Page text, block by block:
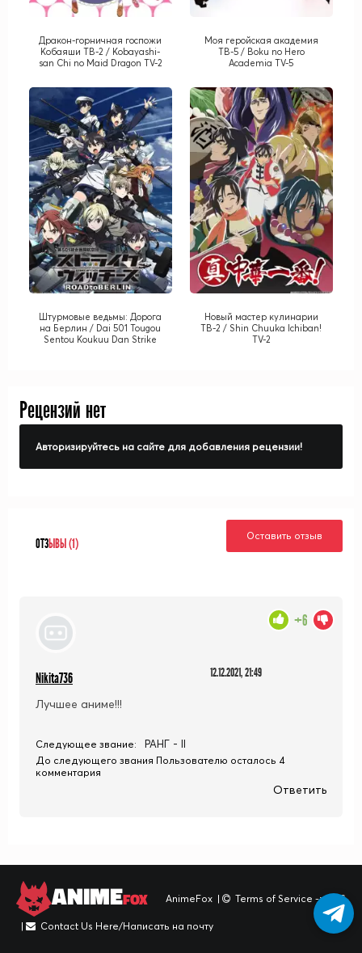
Дракон-горничная госпожи
Кобаяши ТВ-2 / Kobayashi-
san Chi no Maid Dragon TV-2
Моя геройская академия
ТВ-5 / Boku no Hero
Academia TV-5
Штурмовые ведьмы: Дорога
на Берлин / Dai 501 Tougou
Sentou Koukuu Dan Strike
Новый мастер кулинарии
ТВ-2 / Shin Chuuka Ichiban!
TV-2
Рецензий нет
Авторизируйтесь на сайте для добавления рецензии!
ОТЗЫВЫ (1)
Оставить отзыв
Nikita736 12.12.2021, 21:49
Лучшее аниме!!!
+6
Следующее звание: РАНГ - II
До следующего звания Пользователю осталось 4
комментария
Ответить
ANIMEFOX AnimeFox | Terms of Service -> TOS
| Contact Us Here/Написать на почту